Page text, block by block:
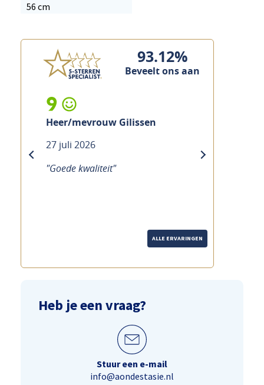
56 cm
93.12%
Beveelt ons aan
9
Heer/mevrouw Gilissen
27 juli 2026
"Goede kwaliteit"
next
ALLE ERVARINGEN
Heb je een vraag?
Stuur een e-mail
info@aondestasie.nl